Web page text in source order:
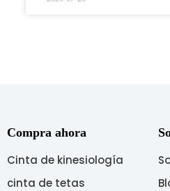
Compra ahora
Cinta de kinesiología
cinta de tetas